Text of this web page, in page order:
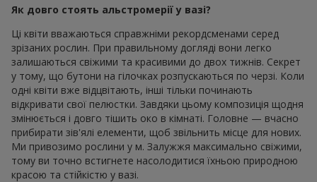
Як довго стоять альстромерії у вазі?
Ці квіти вважаються справжніми рекордсменами серед
зрізаних рослин. При правильному догляді вони легко
залишаються свіжими та красивими до двох тижнів. Секрет
у тому, що бутони на гілочках розпускаються по черзі. Коли
одні квіти вже відцвітають, інші тільки починають
відкривати свої пелюстки. Завдяки цьому композиція щодня
змінюється і довго тішить око в кімнаті. Головне — вчасно
прибирати зів'ялі елементи, щоб звільнить місце для нових.
Ми привозимо рослини у м. Залужжя максимально свіжими,
тому ви точно встигнете насолодитися їхньою природною
красою та стійкістю у вазі.